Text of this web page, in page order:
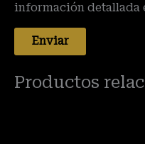
información detallada
Productos